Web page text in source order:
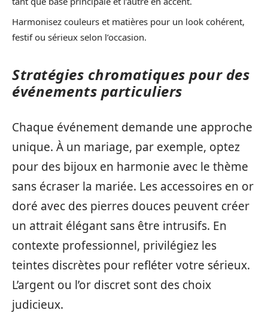
Harmonisez couleurs et matières pour un look cohérent,
festif ou sérieux selon l’occasion.
Stratégies chromatiques pour des
événements particuliers
Chaque événement demande une approche
unique. À un mariage, par exemple, optez
pour des bijoux en harmonie avec le thème
sans écraser la mariée. Les accessoires en or
doré avec des pierres douces peuvent créer
un attrait élégant sans être intrusifs. En
contexte professionnel, privilégiez les
teintes discrètes pour refléter votre sérieux.
L’argent ou l’or discret sont des choix
judicieux.